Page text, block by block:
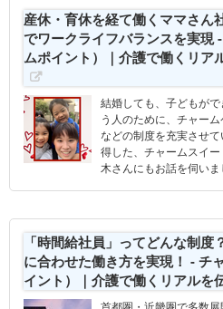
産休・育休を経て働くママさん
でワークライフバランスを実現
ムポイント）｜介護で働くリア
結婚しても、子どもが
う人のために、チャー
などの制度を充実させ
得した、チャームスイ
木さんにもお話を伺いま
「時間給社員」ってどんな制
に合わせた働き方を実現！ - チ
イント）｜介護で働くリアルを